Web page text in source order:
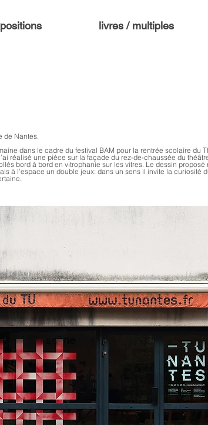
livres / multiples
de Nantes.
dans le cadre du festival BAM pour la rentrée scolaire du
réalisé une pièce sur la façade du rez-de-chaussée du
bord à bord en vitrophanie sur les vitres. Le dessin
à l’espace un double jeux: dans un sens il invite la curiosité